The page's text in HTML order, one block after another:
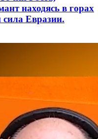
находясь в горах
сила Евразии.